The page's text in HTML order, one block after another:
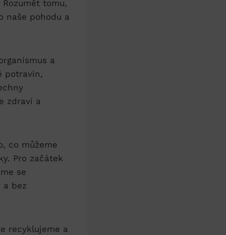
tomu,
naše pohodu‌ a
a
potravin,‍
zdraví a
co můžeme
Pro začátek
se
a bez
recyklujeme a